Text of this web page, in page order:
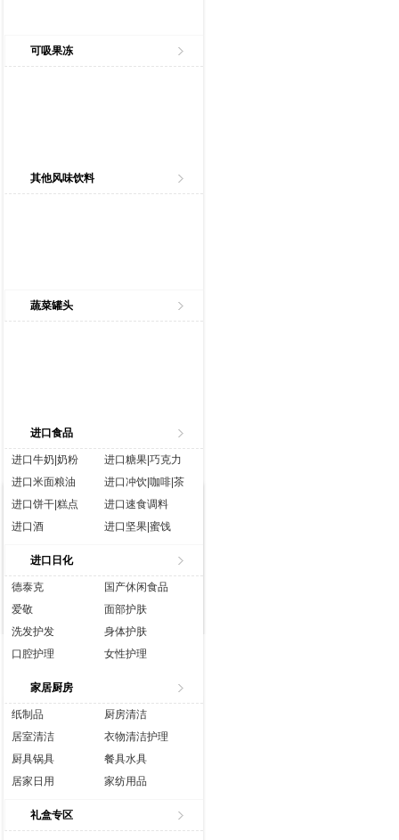
可吸果冻
其他风味饮料
蔬菜罐头
进口食品
进口牛奶|奶粉
进口糖果|巧克力
进口米面粮油
进口冲饮|咖啡|茶
进口饼干|糕点
进口速食调料
进口酒
进口坚果|蜜饯
进口日化
德泰克
国产休闲食品
爱敬
面部护肤
洗发护发
身体护肤
口腔护理
女性护理
家居厨房
纸制品
厨房清洁
居室清洁
衣物清洁护理
厨具锅具
餐具水具
居家日用
家纺用品
礼盒专区